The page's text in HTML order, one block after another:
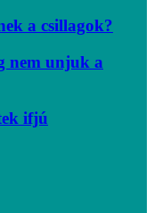
a csillagok?
nem unjuk a
ifjú